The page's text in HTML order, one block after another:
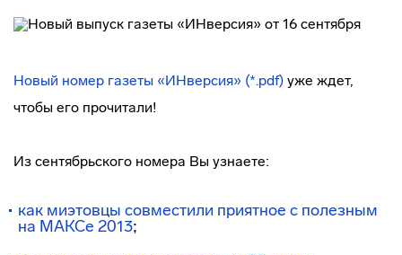
Новый номер газеты «ИНверсия» (*.pdf) уже ждет,
чтобы его прочитали!
Из сентябрьского номера Вы узнаете:
как миэтовцы совместили приятное с полезным
на МАКСе 2013;